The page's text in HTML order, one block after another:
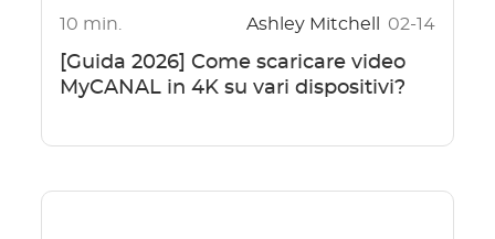
10 min. Ashley Mitchell 02-14
[Guida 2026] Come scaricare video
MyCANAL in 4K su vari dispositivi?